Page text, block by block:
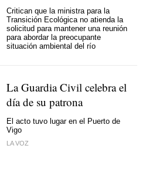
Critican que la ministra para la
Transición Ecológica no atienda la
solicitud para mantener una reunión
para abordar la preocupante
situación ambiental del río
La Guardia Civil celebra el
día de su patrona
El acto tuvo lugar en el Puerto de
Vigo
LA VOZ